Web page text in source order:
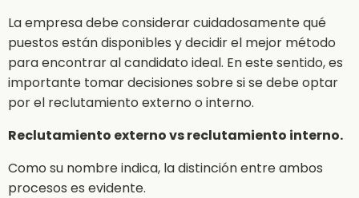
La empresa debe considerar cuidadosamente qué
puestos están disponibles y decidir el mejor método
para encontrar al candidato ideal. En este sentido, es
importante tomar decisiones sobre si se debe optar
por el reclutamiento externo o interno.
Reclutamiento externo vs reclutamiento interno.
Como su nombre indica, la distinción entre ambos
procesos es evidente.